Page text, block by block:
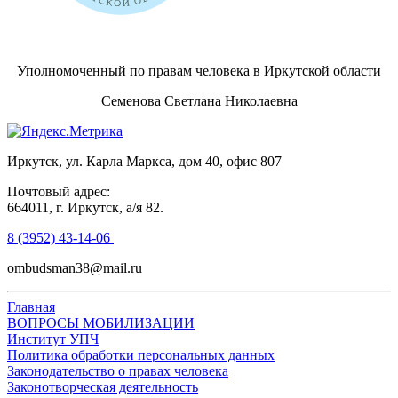
Уполномоченный по правам человека в Иркутской области
Семенова Светлана Николаевна
Иркутск, ул. Карла Маркса, дом 40, офис 807
Почтовый адрес:
664011, г. Иркутск, а/я 82.
8 (3952) 43-14-06
ombudsman38@mail.ru
Главная
ВОПРОСЫ МОБИЛИЗАЦИИ
Институт УПЧ
Политика обработки персональных данных
Законодательство о правах человека
Законотворческая деятельность